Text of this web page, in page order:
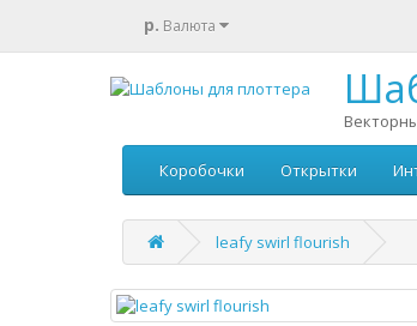
р. Валюта
Коробочки Открытки
leafy swirl flourish